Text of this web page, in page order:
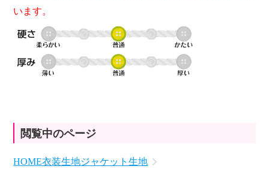
います。
閲覧中のページ
HOME衣装生地ジャケット生地